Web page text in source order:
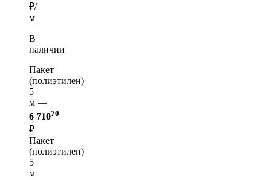
₽/
м
В
наличии
Пакет
(полиэтилен)
5
м —
6 71070
₽
Пакет
(полиэтилен)
5
м